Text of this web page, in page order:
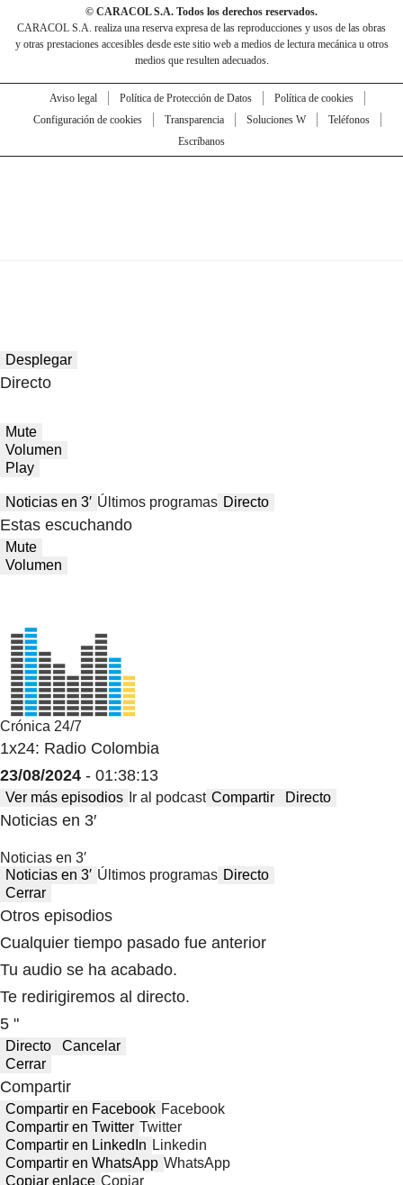
© CARACOL S.A. Todos los derechos reservados.
CARACOL S.A. realiza una reserva expresa de las reproducciones y usos de las obras
y otras prestaciones accesibles desde este sitio web a medios de lectura mecánica u otros
medios que resulten adecuados.
Aviso legal Política de Protección de Datos
Política de cookies
Configuración de cookies
Transparencia Soluciones W
Teléfonos
Escríbanos
Desplegar
Directo
Mute
Volumen
Play
Noticias en 3′ Últimos programas Directo
Estas escuchando
Mute
Volumen
Crónica 24/7
1x24: Radio Colombia
23/08/2024 - 01:38:13
Ver más episodios Ir al podcast Compartir Directo
Noticias en 3′
Noticias en 3′
Noticias en 3′ Últimos programas Directo
Cerrar
Otros episodios
Cualquier tiempo pasado fue anterior
Tu audio se ha acabado.
Te redirigiremos al directo.
5 "
Directo
Cancelar
Cerrar
Compartir
Compartir en Facebook Facebook
Compartir en Twitter Twitter
Compartir en LinkedIn Linkedin
Compartir en WhatsApp WhatsApp
Copiar enlace Copiar